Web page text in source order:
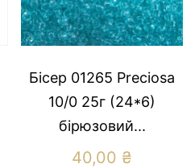
Бісер 01265 Preсiosa
10/0 25г (24*6)
бірюзовий...
40,00 ₴